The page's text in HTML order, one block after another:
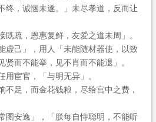
终，诚悃未遂。」未尽孝道，反而让
既疏，恩惠复鲜，友爱之道未周」。
虚己」，用人「未能随材器使，以致
贤而不能举，见不肖而不能退」。
用宦官，「与明无异」。
不足，而金花钱粮，尽给宫中之费，
图安逸」，「朕每自恃聪明，不能听